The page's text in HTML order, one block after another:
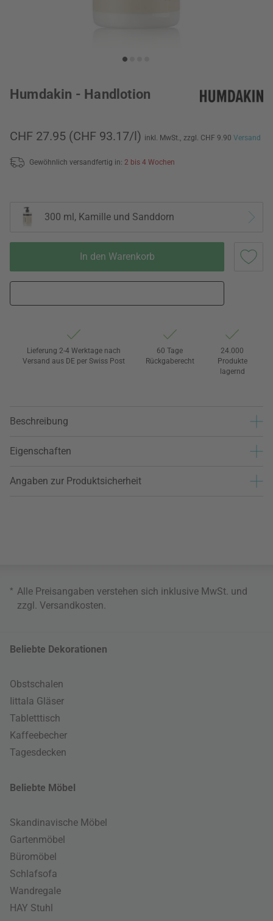
Humdakin - Handlotion
CHF 27.95 (CHF 93.17/l) inkl. MwSt., zzgl. CHF 9.90 Versand
Gewöhnlich versandfertig in: 2 bis 4 Wochen
300 ml, Kamille und Sanddorn
In den Warenkorb
Lieferung 2-4 Werktage nach
Versand aus DE per Swiss Post
60 Tage
Rückgaberecht
24.000
Produkte
lagernd
Beschreibung
Eigenschaften
Angaben zur Produktsicherheit
* Alle Preisangaben verstehen sich inklusive MwSt. und
zzgl. Versandkosten
Beliebte Dekorationen
Obstschalen
Iittala Gläser
Tabletttisch
Kaffeebecher
Tagesdecken
Beliebte Möbel
Skandinavische Möbel
Gartenmöbel
Büromöbel
Schlafsofa
Wandregale
HAY Stuhl